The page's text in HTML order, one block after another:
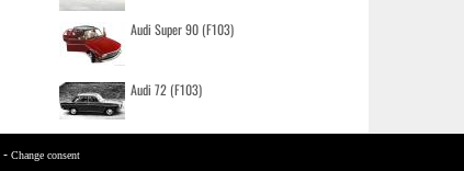
Audi Super 90 (F103)
Audi 72 (F103)
- Change consent